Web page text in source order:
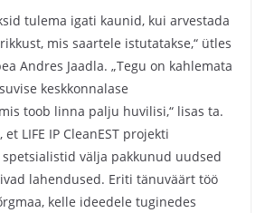
tulema igati kaunid, kui arvestada
mis saartele istutatakse,“ ütles
Andres Jaadla. „Tegu on kahlemata
keskkonnalase
toob linna palju huvilisi,“ lisas ta.
LIFE IP CleanEST projekti
välja pakkunud uudsed
lahendused. Eriti tänuväärt töö
kelle ideedele tuginedes